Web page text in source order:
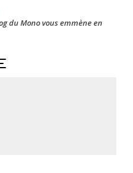
du Mono vous emmène en